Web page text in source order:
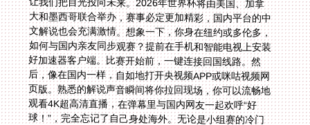
让我们把目光投向未来。2026年世界杯将由美国、加拿
大和墨西哥联合举办，赛事必定更加精彩，国内平台的中
文解说也会充满激情。想象一下，你身在纽约或多伦多，
如何与国内亲友同步观赛？提前在手机和智能电视上安装
好加速器客户端。比赛开始前，一键连接回国线路。然
后，像在国内一样，自如地打开央视频APP或咪咕视频网
页版。熟悉的解说声音瞬间将你拉回现场，你可以流畅地
观看4K超高清直播，在弹幕里与国内网友一起欢呼“好
球！”，完全忘记了自己身处海外。无论是小组赛的冷门
对决，还是淘汰赛的巅峰之战，你都不会再因地域限制而